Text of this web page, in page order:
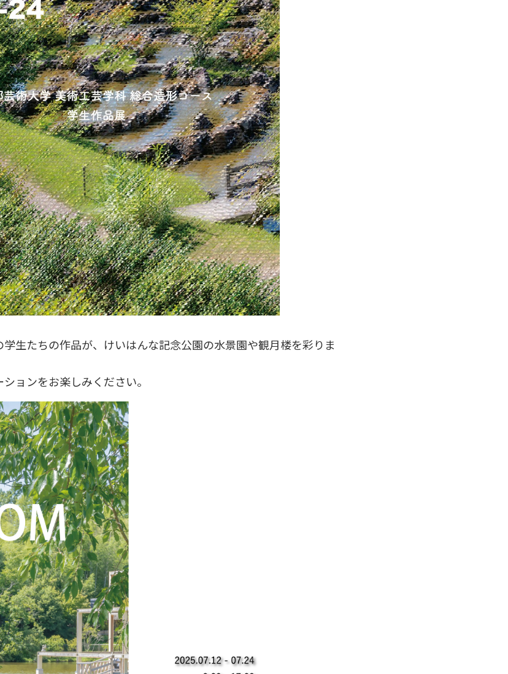
生たちの作品が、けいはんな記念公園の水景園や観月楼を彩りま
ョンをお楽しみください。